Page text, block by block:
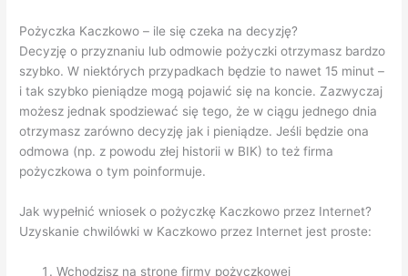
Pożyczka Kaczkowo – ile się czeka na decyzję?
Decyzję o przyznaniu lub odmowie pożyczki otrzymasz bardzo
szybko. W niektórych przypadkach będzie to nawet 15 minut –
i tak szybko pieniądze mogą pojawić się na koncie. Zazwyczaj
możesz jednak spodziewać się tego, że w ciągu jednego dnia
otrzymasz zarówno decyzję jak i pieniądze. Jeśli będzie ona
odmowa (np. z powodu złej historii w BIK) to też firma
pożyczkowa o tym poinformuje.
Jak wypełnić wniosek o pożyczkę Kaczkowo przez Internet?
Uzyskanie chwilówki w Kaczkowo przez Internet jest proste:
Wchodzisz na stronę firmy pożyczkowej